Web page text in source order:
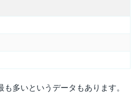
多いというデータもあります。